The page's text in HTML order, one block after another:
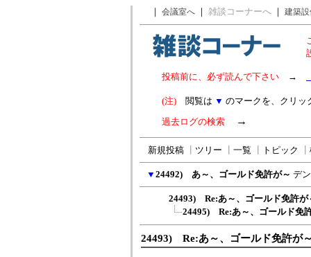
｜ 会議室へ ｜ 雑談コーナーへ ｜ 建築
投稿前に、必ず読んで下さい →
(注) 閲覧は ▼ のマークを、クリッ
過去ログの検索 →
新規投稿 ツリー 一覧 トピック
▼ 24492) あ～、ゴールド免許が～ デ
24493) Re:あ～、ゴールド免許が
24495) Re:あ～、ゴールド免
24493) Re:あ～、ゴールド免許が